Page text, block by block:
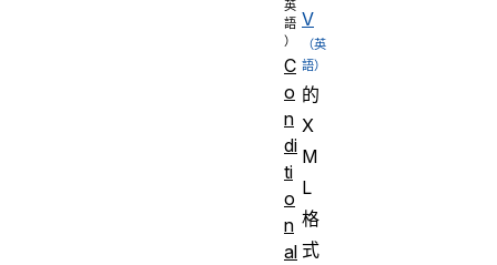
V
的
X
M
L
格
式
C
o
n
di
ti
o
n
al